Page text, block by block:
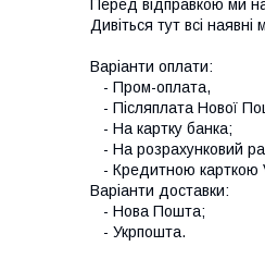
Перед відправкою ми
Дивіться тут всі наявні
Варіанти оплати:
- Пром-оплата,
- Післяплата Нової
- На картку банка;
- На розрахунковий
- Кредитною карткою
Варіанти доставки:
- Нова Пошта;
- Укрпошта.